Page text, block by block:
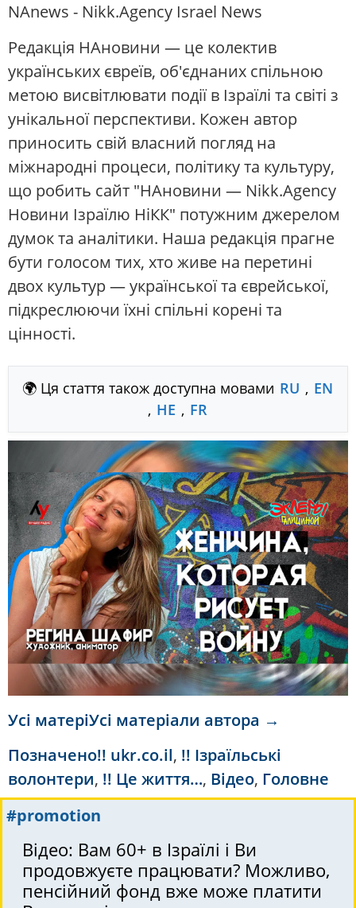
NAnews - Nikk.Agency Israel News
Редакція НАновини — це колектив
українських євреїв, об'єднаних спільною
метою висвітлювати події в Ізраїлі та світі з
унікальної перспективи. Кожен автор
приносить свій власний погляд на
міжнародні процеси, політику та культуру,
що робить сайт "НАновини — Nikk.Agency
Новини Ізраїлю НіКК" потужним джерелом
думок та аналітики. Наша редакція прагне
бути голосом тих, хто живе на перетині
двох культур — української та єврейської,
підкреслюючи їхні спільні корені та
цінності.
🌍 Ця стаття також доступна мовами RU , EN
, HE , FR
Усі матеріУсі матеріали автора →
Позначено!! ukr.co.il, !! Ізраїльські
волонтери, !! Це життя…, Відео, Головне
#promotion
Відео: Вам 60+ в Ізраїлі і Ви
продовжуєте працювати? Можливо,
пенсійний фонд вже може платити